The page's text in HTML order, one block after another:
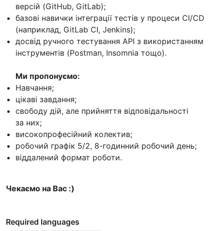
версій (GitHub, GitLab);
базові навички інтеграції тестів у процеси CI/CD
(наприклад, GitLab CI, Jenkins);
досвід ручного тестування API з використанням
інструментів (Postman, Insomnia тощо).
Ми пропонуємо:
Навчання;
цікаві завдання;
свободу дій, але прийняття відповідальності
за них;
високопрофесійний колектив;
робочий графік 5/2, 8-годинний робочий день;
віддалений формат роботи.
Чекаємо на Вас :)
Required languages